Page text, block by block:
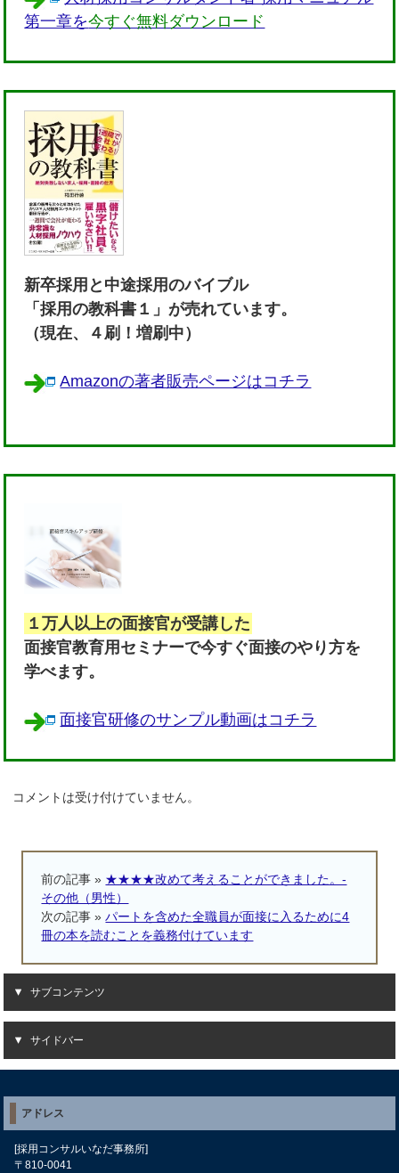
第一章を今すぐ無料ダウンロード
新卒採用と中途採用のバイブル
「採用の教科書１」が売れています。
（現在、４刷！増刷中）
Amazonの著者販売ページはコチラ
１万人以上の面接官が受講した
面接官教育用セミナーで今すぐ面接のやり方を
学べます。
面接官研修のサンプル動画はコチラ
コメントは受け付けていません。
前の記事 » ★★★★改めて考えることができました。-
その他（男性）
次の記事 »パートを含めた全職員が面接に入るために4
冊の本を読むことを義務付けています
サブコンテンツ
サイドバー
アドレス
[採用コンサルいなだ事務所]
〒810-0041